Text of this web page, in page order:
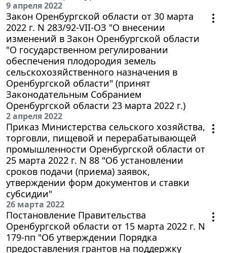
9 апреля 2022
Закон Оренбургской области от 30 марта
2022 г. N 283/92-VII-ОЗ "О внесении
изменений в Закон Оренбургской области
"О государственном регулировании
обеспечения плодородия земель
сельскохозяйственного назначения в
Оренбургской области" (принят
Законодательным Собранием
Оренбургской области 23 марта 2022 г.)
2 апреля 2022
Приказ Министерства сельского хозяйства,
торговли, пищевой и перерабатывающей
промышленности Оренбургской области от
25 марта 2022 г. N 88 "Об установлении
сроков подачи (приема) заявок,
утверждении форм документов и ставки
субсидии"
26 марта 2022
Постановление Правительства
Оренбургской области от 15 марта 2022 г. N
179-пп "Об утверждении Порядка
предоставления грантов на поддержку